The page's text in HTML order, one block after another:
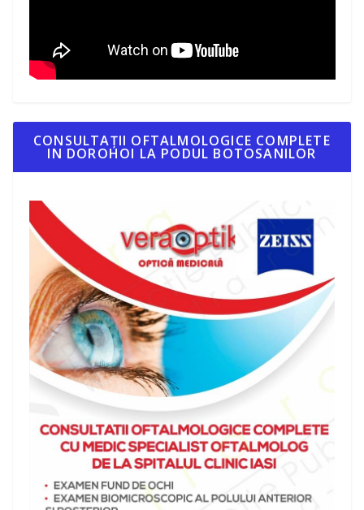
CONSULTAȚII OFTALMOLOGICE COMPLETE
IN DOROHOI LA PODUL BOTOSANILOR